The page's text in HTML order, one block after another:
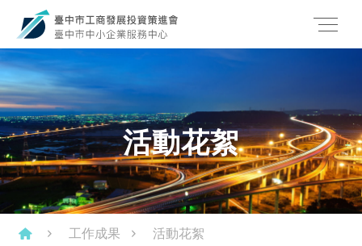
活動花絮
工作成果 活動花絮